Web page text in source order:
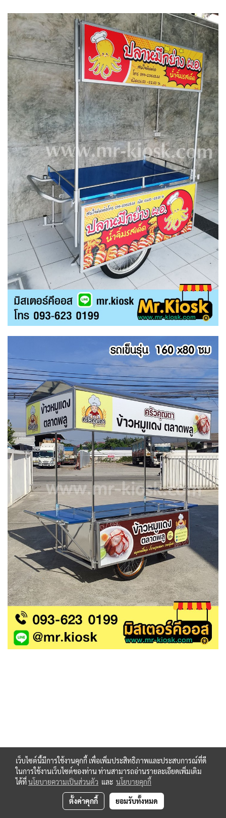
เว็บไซต์นี้มีการใช้งานคุกกี้ เพื่อเพิ่มประสิทธิภาพและประสบการณ์ที่ดี
ในการใช้งานเว็บไซต์ของท่าน ท่านสามารถอ่านรายละเอียดเพิ่มเติม
ได้ที่นโยบายความเป็นส่วนตัว และ นโยบายคุกกี้
ตั้งค่าคุกกี้ ยอมรับทั้งหมด